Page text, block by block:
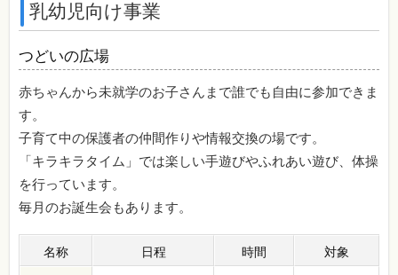
乳幼児向け事業
つどいの広場
赤ちゃんから未就学のお子さんまで誰でも自由に参加できま
す。
子育て中の保護者の仲間作りや情報交換の場です。
「キラキラタイム」では楽しい手遊びやふれあい遊び、体操
を行っています。
毎月のお誕生会もあります。
名称 日程 時間 対象